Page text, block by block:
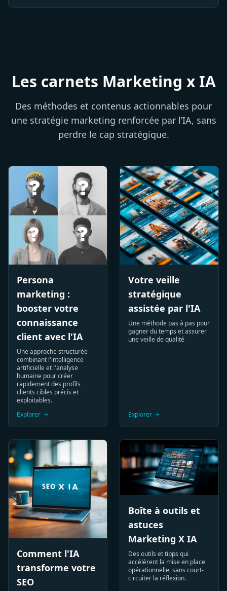
Les carnets Marketing x IA
Des méthodes et contenus actionnables pour
une stratégie marketing renforcée par l’IA, sans
perdre le cap stratégique.
Persona
marketing :
booster votre
connaissance
client avec l'IA
Une approche structurée
combinant l'intelligence
artificielle et l'analyse
humaine pour créer
rapidement des profils
clients cibles précis et
exploitables.
Explorer
Votre veille
stratégique
assistée par l'IA
Une méthode pas à pas pour
gagner du temps et assurer
une veille de qualité
Explorer
Comment l'IA
transforme votre
SEO
Boîte à outils et
astuces
Marketing X IA
Des outils et tipps qui
accélèrent la mise en place
opérationnelle, sans court-
circuiter la réflexion.